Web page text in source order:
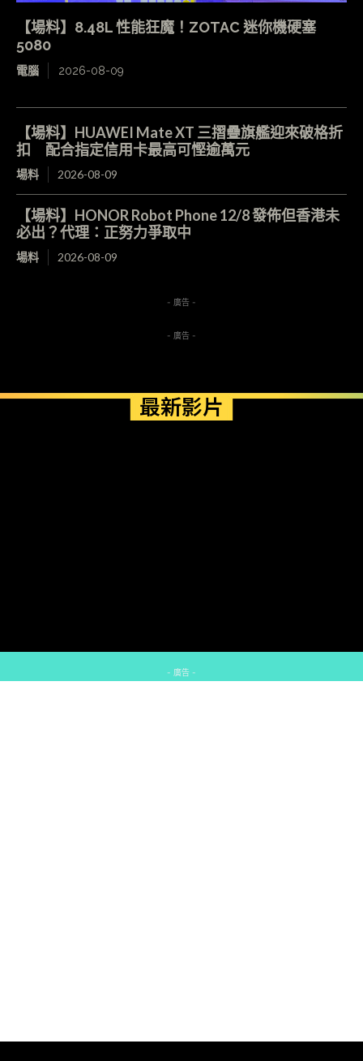
【場料】8.48L 性能狂魔！ZOTAC 迷你機硬塞
5080
電腦 2026-08-09
【場料】HUAWEI Mate XT 三摺疊旗艦迎來破格折
扣 配合指定信用卡最高可慳逾萬元
場料 2026-08-09
【場料】HONOR Robot Phone 12/8 發佈但香港未
必出？代理：正努力爭取中
場料 2026-08-09
- 廣告 -
- 廣告 -
最新影片
- 廣告 -